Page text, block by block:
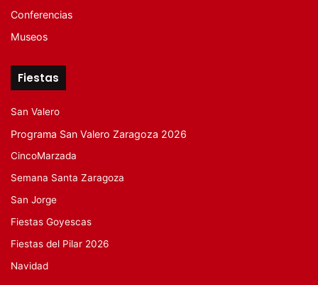
Conferencias
Museos
Fiestas
San Valero
Programa San Valero Zaragoza 2026
CincoMarzada
Semana Santa Zaragoza
San Jorge
Fiestas Goyescas
Fiestas del Pilar 2026
Navidad